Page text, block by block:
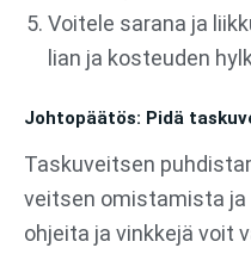
Voitele sarana ja
lian ja kosteuden
Johtopäätös: Pidä
Taskuveitsen
veitsen omistamista ja
ohjeita ja vinkkejä voit